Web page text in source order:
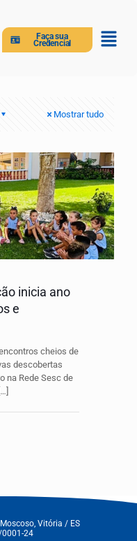
Faça sua
Credencial
Mostrar tudo
inicia ano
e
cheios de
descobertas
na Rede Sesc de
[…]
Vitória / ES
24